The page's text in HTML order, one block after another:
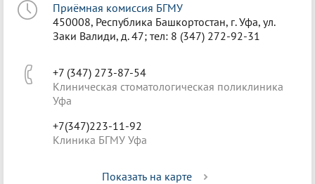
Приёмная комиссия БГМУ
450008, Республика Башкортостан, г. Уфа, ул.
Заки Валиди, д. 47; тел: 8 (347) 272-92-31
+7 (347) 273-87-54
Клиническая стоматологическая поликлиника
Уфа
+7(347)223-11-92
Клиника БГМУ Уфа
Показать на карте